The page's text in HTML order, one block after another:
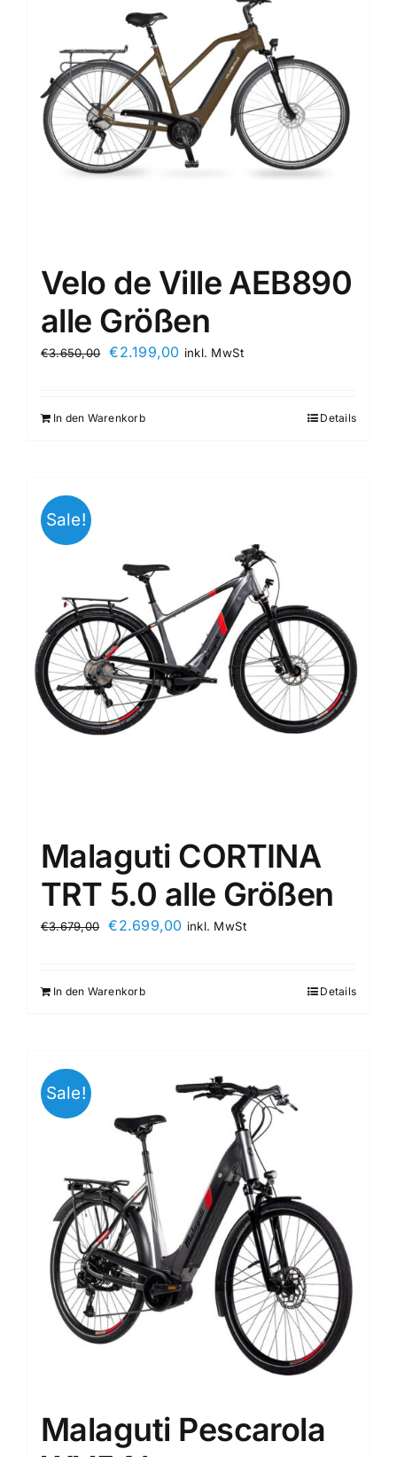
Velo de Ville AEB890
alle Größen
€3.650,00 €2.199,00 inkl. MwSt
In den Warenkorb Details
Sale!
Malaguti CORTINA
TRT 5.0 alle Größen
€3.679,00 €2.699,00 inkl. MwSt
In den Warenkorb Details
Sale!
Malaguti Pescarola